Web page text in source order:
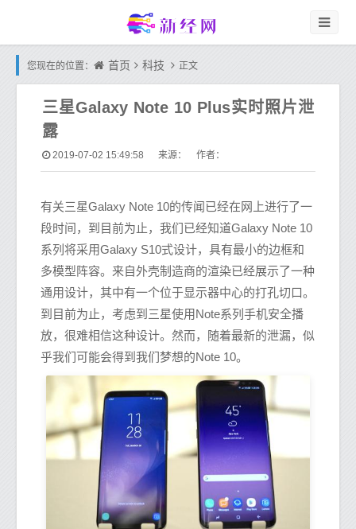
您现在的位置： 首页 科技 正文
三星Galaxy Note 10 Plus实时照片泄
露
2019-07-02 15:49:58 来源： 作者：
有关三星Galaxy Note 10的传闻已经在网上进行了一
段时间，到目前为止，我们已经知道Galaxy Note 10
系列将采用Galaxy S10式设计，具有最小的边框和
多模型阵容。来自外壳制造商的渲染已经展示了一种
通用设计，其中有一个位于显示器中心的打孔切口。
到目前为止，考虑到三星使用Note系列手机安全播
放，很难相信这种设计。然而，随着最新的泄漏，似
乎我们可能会得到我们梦想的Note 10。